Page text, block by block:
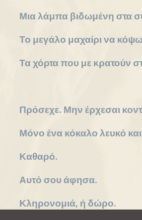
Μια λάμπα βιδωμένη στα
Το μεγάλο μαχαίρι να
Τα χόρτα που με κρατούν
Πρόσεχε. Μην έρχεσαι
Μόνο ένα κόκαλο λευκό
Καθαρό.
Αυτό σου άφησα.
Κληρονομιά, ή δώρο.